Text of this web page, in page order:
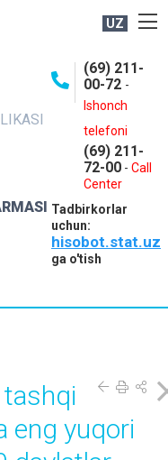
UZ
(69) 211-
00-72 -
Ishonch
telefoni
(69) 211-
72-00 - Call
Center
Tadbirkorlar
uchun:
hisobot.stat.uz
ga o'tish
eng yuqori